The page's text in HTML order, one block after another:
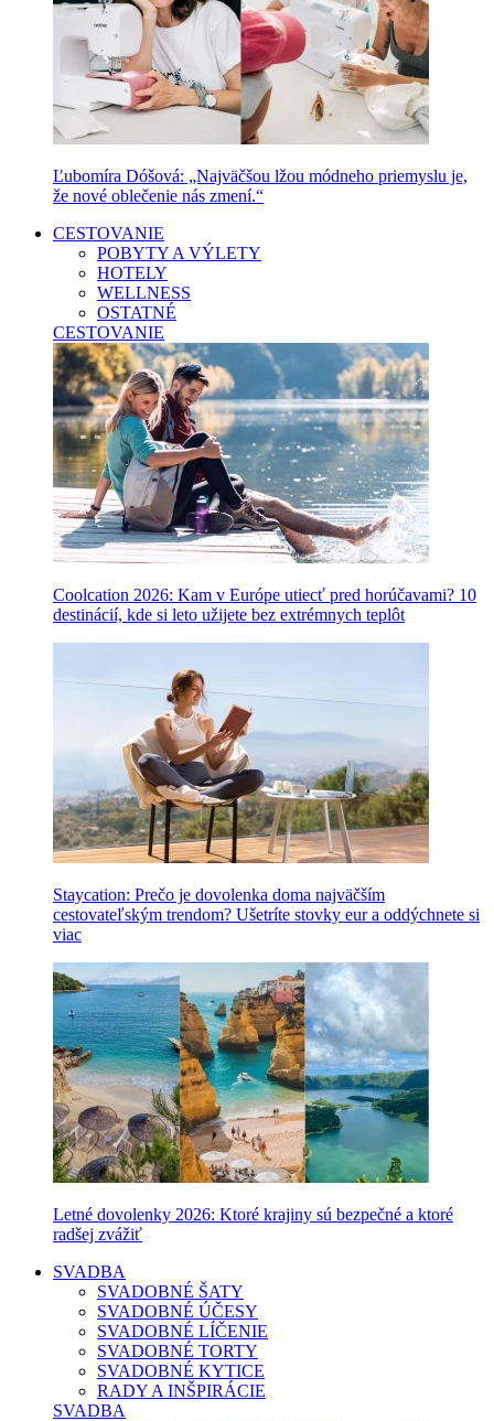
Ľubomíra Dóšová: „Najväčšou lžou módneho priemyslu je,
že nové oblečenie nás zmení.“
CESTOVANIE
POBYTY A VÝLETY
HOTELY
WELLNESS
OSTATNÉ
CESTOVANIE
Coolcation 2026: Kam v Európe utiecť pred horúčavami? 10
destinácií, kde si leto užijete bez extrémnych teplôt
Staycation: Prečo je dovolenka doma najväčším
cestovateľským trendom? Ušetríte stovky eur a oddýchnete si
viac
Letné dovolenky 2026: Ktoré krajiny sú bezpečné a ktoré
radšej zvážiť
SVADBA
SVADOBNÉ ŠATY
SVADOBNÉ ÚČESY
SVADOBNÉ LÍČENIE
SVADOBNÉ TORTY
SVADOBNÉ KYTICE
RADY A INŠPIRÁCIE
SVADBA